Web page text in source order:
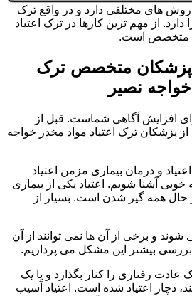
روش های مختلفی دارد و در واقع ترک
از مهم ترین کارها در ترک اعتیاد
متخصص است.
پزشکان متخصص ترک
خواجه نصیر
افزایش آگاهی شماست. قبل از
پزشکان ترک اعتیاد مواد مخدر خواجه
و درمان بیماری مزمن اعتیاد
به خوبی آشنا شویم. اعتیاد یکی از بیماری
حال همه گیر شدن است. بسیار از
و برخی از آن ها نمی توانند از آن
بررسی بیشتر این مشکل می پردازیم.
عادت رفتاری را کنار بگذارد و یا یک
دچار اعتیاد شده است. اعتیاد آسیب